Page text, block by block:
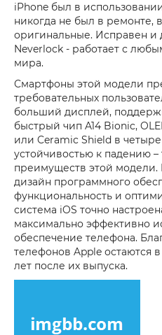
iPhone был в
никогда не был в ремонте,
оригинальные. Исправен и
Neverlock - работает с
мира.
Смартфоны этой модели
требовательных
больший дисплей,
быстрый чип A14 Bionic,
или Ceramic Shield в
устойчивостью к падению –
преимуществ этой модели.
дизайн программного
функциональность и
система iOS точно
максимально эффективно
обеспечение телефона.
телефонов Apple остаются
лет после их выпуска.